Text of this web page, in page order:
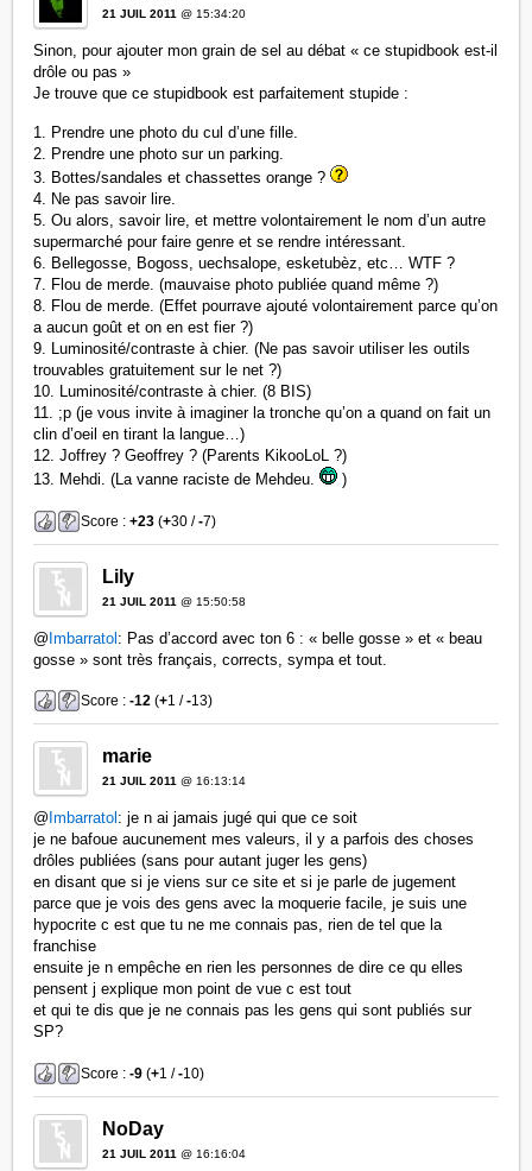
21 JUIL 2011 @ 15:34:20
Sinon, pour ajouter mon grain de sel au débat « ce stupidbook est-il
drôle ou pas »
Je trouve que ce stupidbook est parfaitement stupide :
1. Prendre une photo du cul d’une fille.
2. Prendre une photo sur un parking.
3. Bottes/sandales et chassettes orange ?
4. Ne pas savoir lire.
5. Ou alors, savoir lire, et mettre volontairement le nom d’un autre
supermarché pour faire genre et se rendre intéressant.
6. Bellegosse, Bogoss, uechsalope, esketubèz, etc… WTF ?
7. Flou de merde. (mauvaise photo publiée quand même ?)
8. Flou de merde. (Effet pourrave ajouté volontairement parce qu’on
a aucun goût et on en est fier ?)
9. Luminosité/contraste à chier. (Ne pas savoir utiliser les outils
trouvables gratuitement sur le net ?)
10. Luminosité/contraste à chier. (8 BIS)
11. ;p (je vous invite à imaginer la tronche qu’on a quand on fait un
clin d’oeil en tirant la langue…)
12. Joffrey ? Geoffrey ? (Parents KikooLoL ?)
13. Mehdi. (La vanne raciste de Mehdeu.
)
Score :+23 (+30 /-7)
Lily
21 JUIL 2011 @ 15:50:58
@ Imbarratol : Pas d’accord avec ton 6 : « belle gosse » et « beau
gosse » sont très français, corrects, sympa et tout.
Score :-12 (+1 /-13)
marie
21 JUIL 2011 @ 16:13:14
@ Imbarratol : je n ai jamais jugé qui que ce soit
je ne bafoue aucunement mes valeurs, il y a parfois des choses
drôles publiées (sans pour autant juger les gens)
en disant que si je viens sur ce site et si je parle de jugement
parce que je vois des gens avec la moquerie facile, je suis une
hypocrite c est que tu ne me connais pas, rien de tel que la
franchise
ensuite je n empêche en rien les personnes de dire ce qu elles
pensent j explique mon point de vue c est tout
et qui te dis que je ne connais pas les gens qui sont publiés sur
SP?
Score :-9 (+1 /-10)
NoDay
21 JUIL 2011 @ 16:16:04